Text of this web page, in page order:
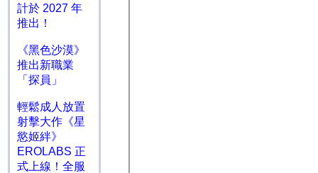
計於 2027 年
推出！
《黑色沙漠》
推出新職業
「探員」
輕鬆成人放置
射擊大作《星
慾姬絆》
EROLABS 正
式上線！全服